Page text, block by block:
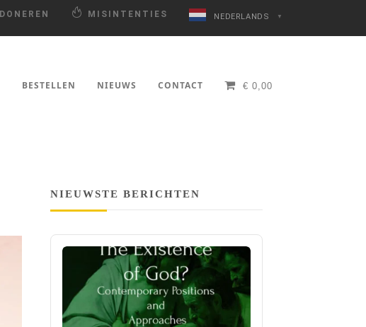
DONEREN MISINTENTIES NEDERLANDS ▼
BESTELLEN NIEUWS CONTACT € 0,00
NIEUWSTE BERICHTEN